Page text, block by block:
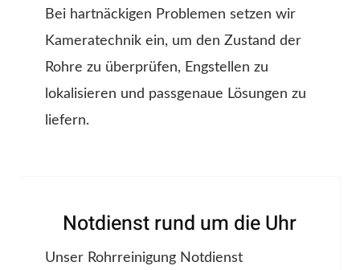
Bei hartnäckigen Problemen setzen wir
Kameratechnik ein, um den Zustand der
Rohre zu überprüfen, Engstellen zu
lokalisieren und passgenaue Lösungen zu
liefern.
Notdienst rund um die Uhr
Unser Rohrreinigung Notdienst